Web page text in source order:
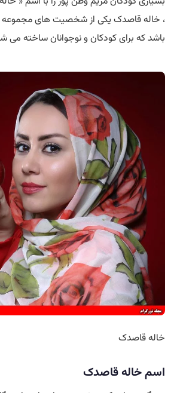
، خاله قاصدک یکی از شخصیت های مجموعه
باشد که برای کودکان و نوجوانان ساخته می
خاله قاصدک
اسم خاله قاصدک